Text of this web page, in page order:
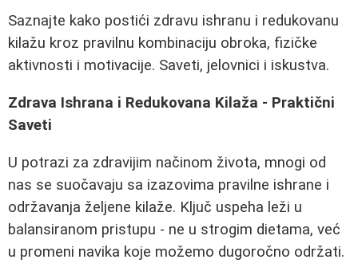
Saznajte kako postići zdravu ishranu i redukovanu
kilažu kroz pravilnu kombinaciju obroka, fizičke
aktivnosti i motivacije. Saveti, jelovnici i iskustva.
Zdrava Ishrana i Redukovana Kilaža - Praktični
Saveti
U potrazi za zdravijim načinom života, mnogi od
nas se suočavaju sa izazovima pravilne ishrane i
održavanja željene kilaže. Ključ uspeha leži u
balansiranom pristupu - ne u strogim dietama, već
u promeni navika koje možemo dugoročno održati.